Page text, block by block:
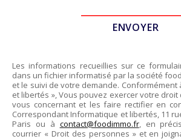
Les informations recueillies sur ce
dans un fichier informatisé par la société
et le suivi de votre demande. Conformément
et libertés », Vous pouvez exercer votre
vous concernant et les faire rectifier en
Correspondant Informatique et libertés, 11
Paris ou à contact@foodimmo.fr, en
courrier « Droit des personnes » et en